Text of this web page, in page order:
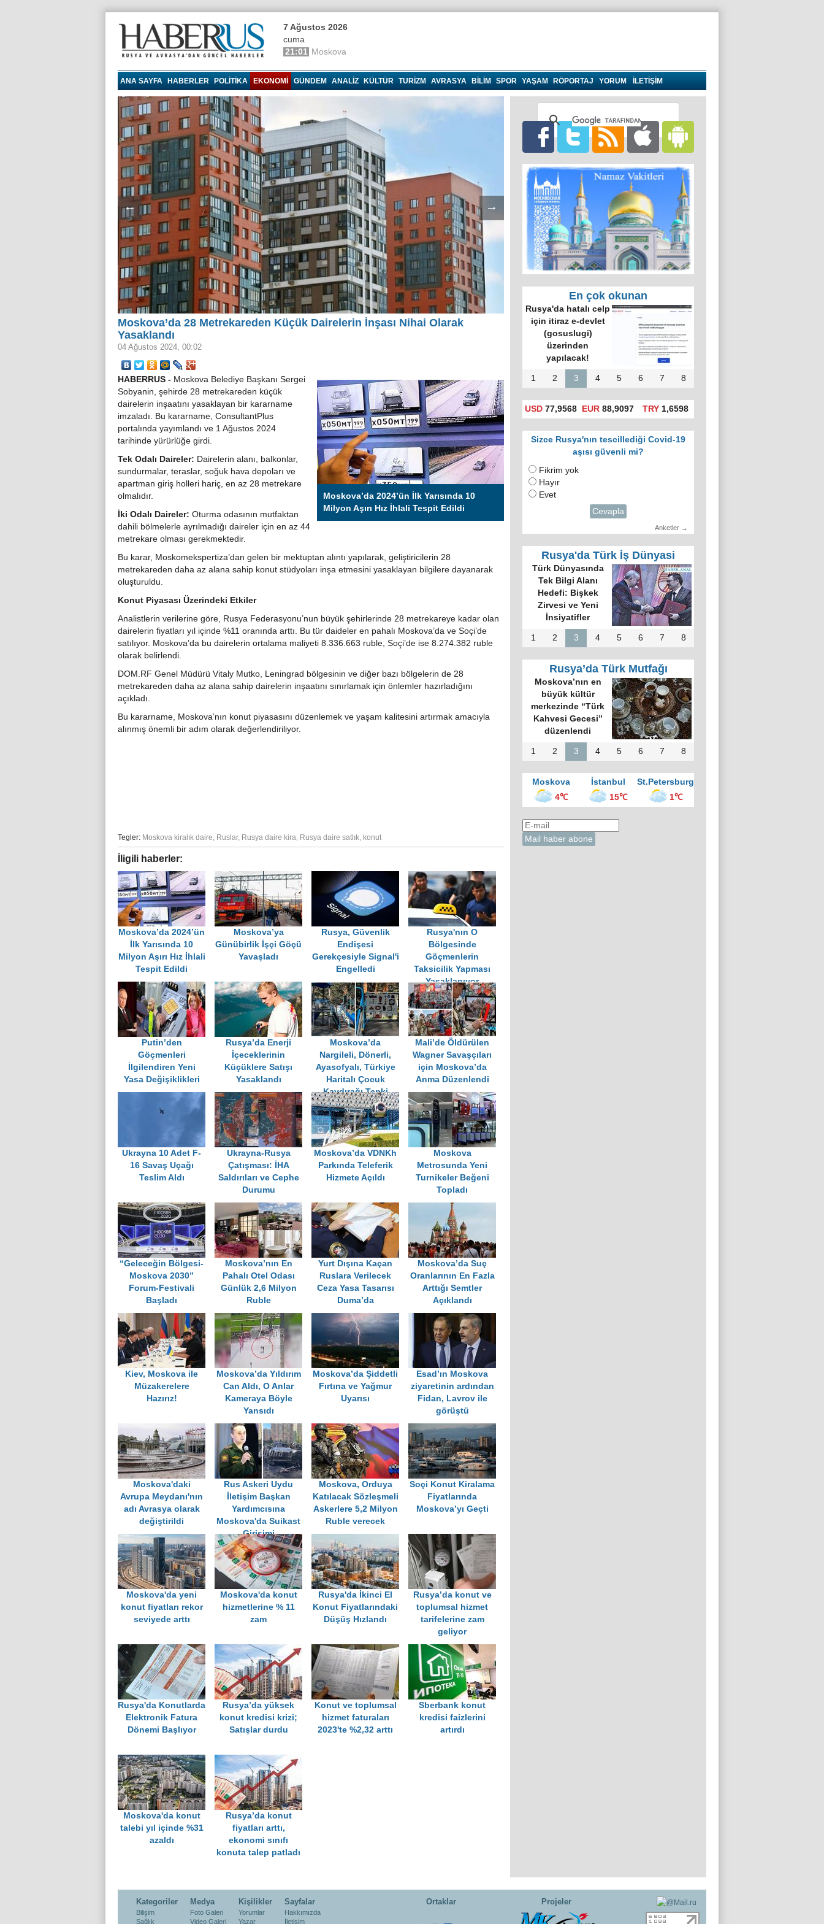
7 Ağustos 2026
cuma
21:01 Moskova
ANA SAYFA HABERLER POLITIKA EKONOMI GÜNDEM ANALIZ KÜLTÜR TURIZM AVRASYA BILIM SPOR YAŞAM RÖPORTAJ YORUM İLETİŞİM
← →
Moskova’da 28 Metrekareden Küçük Dairelerin İnşası Nihai Olarak
Yasaklandı
04 Ağustos 2024, 00:02
Moskova’da 2024’ün İlk Yarısında 10
Milyon Aşırı Hız İhlali Tespit Edildi
HABERRUS - Moskova Belediye Başkanı Sergei
Sobyanin, şehirde 28 metrekareden küçük
dairelerin inşaatını yasaklayan bir kararname
imzaladı. Bu kararname, ConsultantPlus
portalında yayımlandı ve 1 Ağustos 2024
tarihinde yürürlüğe girdi.
Tek Odalı Daireler: Dairelerin alanı, balkonlar,
sundurmalar, teraslar, soğuk hava depoları ve
apartman giriş holleri hariç, en az 28 metrekare
olmalıdır.
İki Odalı Daireler: Oturma odasının mutfaktan
dahili bölmelerle ayrılmadığı daireler için en az 44
metrekare olması gerekmektedir.
Bu karar, Moskomekspertiza’dan gelen bir mektuptan alıntı yapılarak, geliştiricilerin 28
metrekareden daha az alana sahip konut stüdyoları inşa etmesini yasaklayan bilgilere dayanarak
oluşturuldu.
Konut Piyasası Üzerindeki Etkiler
Analistlerin verilerine göre, Rusya Federasyonu’nun büyük şehirlerinde 28 metrekareye kadar olan
dairelerin fiyatları yıl içinde %11 oranında arttı. Bu tür daideler en pahalı Moskova’da ve Soçi’de
satılıyor. Moskova’da bu dairelerin ortalama maliyeti 8.336.663 ruble, Soçi’de ise 8.274.382 ruble
olarak belirlendi.
DOM.RF Genel Müdürü Vitaly Mutko, Leningrad bölgesinin ve diğer bazı bölgelerin de 28
metrekareden daha az alana sahip dairelerin inşaatını sınırlamak için önlemler hazırladığını
açıkladı.
Bu kararname, Moskova’nın konut piyasasını düzenlemek ve yaşam kalitesini artırmak amacıyla
alınmış önemli bir adım olarak değerlendiriliyor.
Tegler: Moskova kiralık daire, Ruslar, Rusya daire kira, Rusya daire satlık, konut
İligili haberler:
Moskova’da 2024’ün
İlk Yarısında 10
Milyon Aşırı Hız İhlali
Tespit Edildi
Moskova’ya
Günübirlik İşçi Göçü
Yavaşladı
Rusya, Güvenlik
Endişesi
Gerekçesiyle Signal'i
Engelledi
Rusya'nın O
Bölgesinde
Göçmenlerin
Taksicilik Yapması
Yasaklanıyor
Putin’den
Göçmenleri
İlgilendiren Yeni
Yasa Değişiklikleri
Rusya’da Enerji
İçeceklerinin
Küçüklere Satışı
Yasaklandı
Moskova’da
Nargileli, Dönerli,
Ayasofyalı, Türkiye
Haritalı Çocuk
Kaydırağı Tepki
Çekti
Mali’de Öldürülen
Wagner Savaşçıları
için Moskova’da
Anma Düzenlendi
Ukrayna 10 Adet F-
16 Savaş Uçağı
Teslim Aldı
Ukrayna-Rusya
Çatışması: İHA
Saldırıları ve Cephe
Durumu
Moskova’da VDNKh
Parkında Teleferik
Hizmete Açıldı
Moskova
Metrosunda Yeni
Turnikeler Beğeni
Topladı
“Geleceğin Bölgesi-
Moskova 2030”
Forum-Festivali
Başladı
Moskova’nın En
Pahalı Otel Odası
Günlük 2,6 Milyon
Ruble
Yurt Dışına Kaçan
Ruslara Verilecek
Ceza Yasa Tasarısı
Duma’da
Moskova’da Suç
Oranlarının En Fazla
Arttığı Semtler
Açıklandı
Kiev, Moskova ile
Müzakerelere
Hazırız!
Moskova’da Yıldırım
Can Aldı, O Anlar
Kameraya Böyle
Yansıdı
Moskova’da Şiddetli
Fırtına ve Yağmur
Uyarısı
Esad’ın Moskova
ziyaretinin ardından
Fidan, Lavrov ile
görüştü
Moskova'daki
Avrupa Meydanı'nın
adı Avrasya olarak
değiştirildi
Rus Askeri Uydu
İletişim Başkan
Yardımcısına
Moskova'da Suikast
Girişimi
Moskova, Orduya
Katılacak Sözleşmeli
Askerlere 5,2 Milyon
Ruble verecek
Soçi Konut Kiralama
Fiyatlarında
Moskova’yı Geçti
Moskova'da yeni
konut fiyatları rekor
seviyede arttı
Moskova'da konut
hizmetlerine % 11
zam
Rusya'da İkinci El
Konut Fiyatlarındaki
Düşüş Hızlandı
Rusya’da konut ve
toplumsal hizmet
tarifelerine zam
geliyor
Rusya'da Konutlarda
Elektronik Fatura
Dönemi Başlıyor
Rusya’da yüksek
konut kredisi krizi;
Satışlar durdu
Konut ve toplumsal
hizmet faturaları
2023'te %2,32 arttı
Sberbank konut
kredisi faizlerini
artırdı
Moskova'da konut
talebi yıl içinde %31
azaldı
Rusya’da konut
fiyatları arttı,
ekonomi sınıfı
konuta talep patladı
En çok okunan
Rusya'da hatalı celp
için itiraz e-devlet
(gosuslugi)
üzerinden
yapılacak!
1 2 3 4 5 6 7 8
USD 77,9568 EUR 88,9097 TRY1,6598
Sizce Rusya'nın tescillediği Covid-19
aşısı güvenli mi?
Fikrim yok
Hayır
Evet
Cevapla
Anketler →
Rusya'da Türk İş Dünyasi
Türk Dünyasında
Tek Bilgi Alanı
Hedefi: Bişkek
Zirvesi ve Yeni
İnsiyatifler
1 2 3 4 5 6 7 8
Rusya’da Türk Mutfağı
Moskova’nın en
büyük kültür
merkezinde “Türk
Kahvesi Gecesi”
düzenlendi
1 2 3 4 5 6 7 8
Moskova İstanbul
St.Petersburg
4℃
15℃ 1℃
Kategoriler
Bilişim
Sağlık
Medya
Foto Galeri
Video Galeri
Kişilikler
Yorumlar
Yazar
Sayfalar
Hakkımızda
İletişim
Ortaklar Projeler